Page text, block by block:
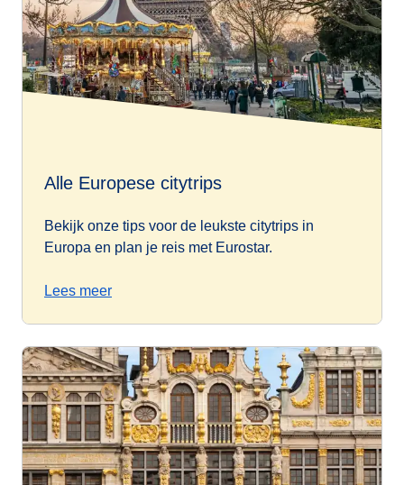
Alle Europese citytrips
Bekijk onze tips voor de leukste citytrips in
Europa en plan je reis met Eurostar.
Lees meer